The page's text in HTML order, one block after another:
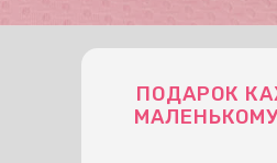
ПОДАРОК